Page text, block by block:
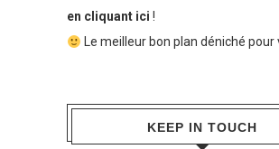
en cliquant ici !
Le meilleur bon plan déniché pour
KEEP IN TOUCH